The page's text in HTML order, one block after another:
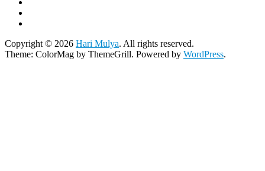
Copyright © 2026 Hari Mulya. All rights reserved.
Theme: ColorMag by ThemeGrill. Powered by WordPress.